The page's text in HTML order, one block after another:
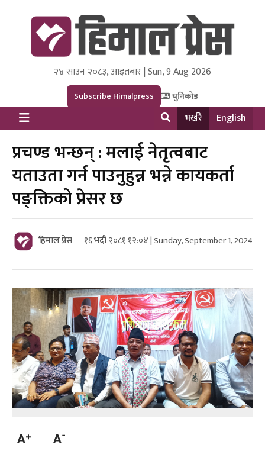
Himal Press
Dot NewsyNepal Media and Research Pvt Ltd.
२४ साउन २०८३, आइतबार | Sun, 9 Aug 2026
Subscribe Himalpress युनिकोड
भर्खरै English
प्रचण्ड भन्छन् : मलाई नेतृत्वबाट
यताउता गर्न पाउनुहुन्न भन्ने कायकर्ता
पङ्क्तिको प्रेसर छ
हिमाल प्रेस १६ भदौ २०८१ १२:०४ | Sunday, September 1, 2024